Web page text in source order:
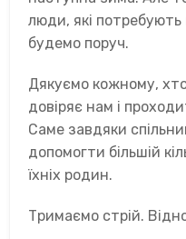
люди, які
будемо поруч.
Дякуємо кожному,
довіряє нам і
Саме завдяки
допомогти більшій
їхніх родин.
Тримаємо стрій.